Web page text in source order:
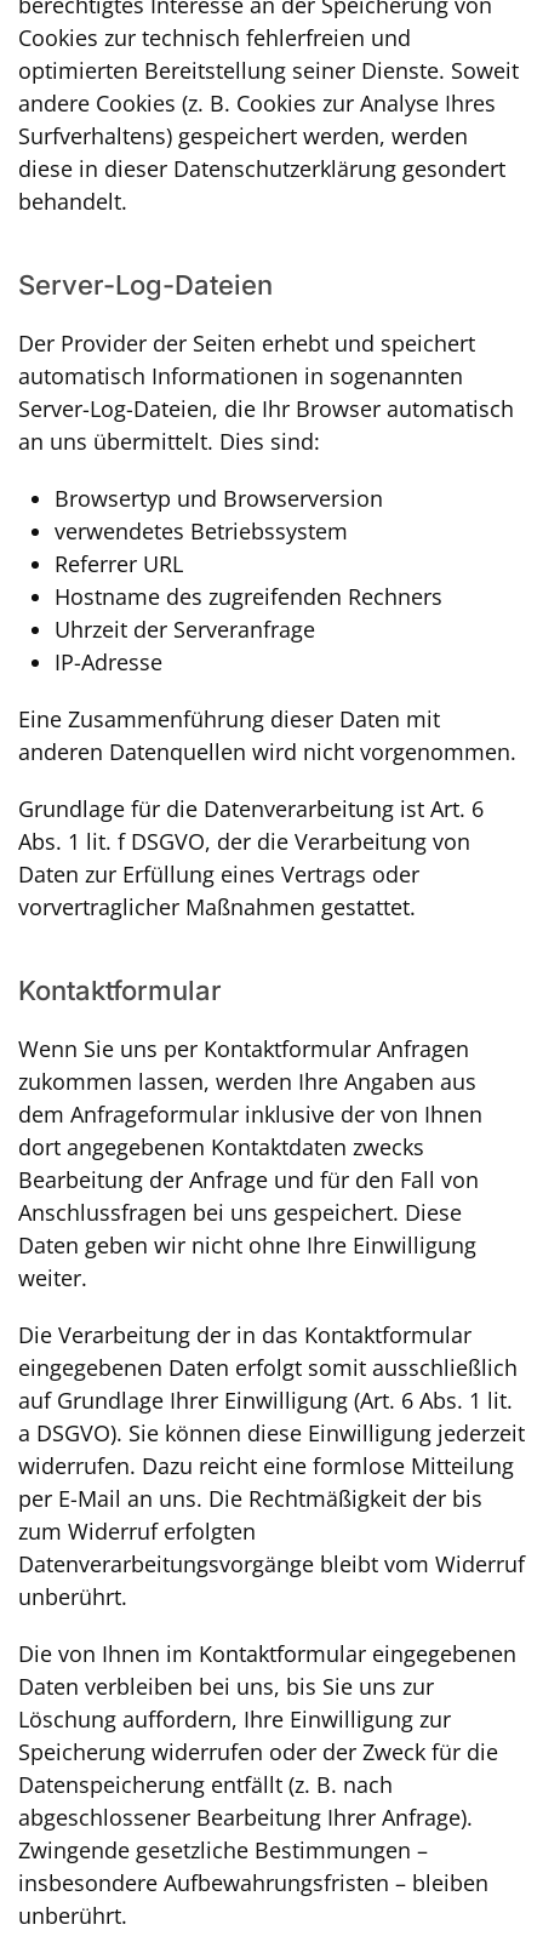
Cookies zur technisch fehlerfreien und
optimierten Bereitstellung seiner Dienste. Soweit
andere Cookies (z. B. Cookies zur Analyse Ihres
Surfverhaltens) gespeichert werden, werden
diese in dieser Datenschutzerklärung gesondert
behandelt.
Server-Log-Dateien
Der Provider der Seiten erhebt und speichert
automatisch Informationen in sogenannten
Server-Log-Dateien, die Ihr Browser automatisch
an uns übermittelt. Dies sind:
Browsertyp und Browserversion
verwendetes Betriebssystem
Referrer URL
Hostname des zugreifenden Rechners
Uhrzeit der Serveranfrage
IP-Adresse
Eine Zusammenführung dieser Daten mit
anderen Datenquellen wird nicht vorgenommen.
Grundlage für die Datenverarbeitung ist Art. 6
Abs. 1 lit. f DSGVO, der die Verarbeitung von
Daten zur Erfüllung eines Vertrags oder
vorvertraglicher Maßnahmen gestattet.
Kontaktformular
Wenn Sie uns per Kontaktformular Anfragen
zukommen lassen, werden Ihre Angaben aus
dem Anfrageformular inklusive der von Ihnen
dort angegebenen Kontaktdaten zwecks
Bearbeitung der Anfrage und für den Fall von
Anschlussfragen bei uns gespeichert. Diese
Daten geben wir nicht ohne Ihre Einwilligung
weiter.
Die Verarbeitung der in das Kontaktformular
eingegebenen Daten erfolgt somit ausschließlich
auf Grundlage Ihrer Einwilligung (Art. 6 Abs. 1 lit.
a DSGVO). Sie können diese Einwilligung jederzeit
widerrufen. Dazu reicht eine formlose Mitteilung
per E-Mail an uns. Die Rechtmäßigkeit der bis
zum Widerruf erfolgten
Datenverarbeitungsvorgänge bleibt vom Widerruf
unberührt.
Die von Ihnen im Kontaktformular eingegebenen
Daten verbleiben bei uns, bis Sie uns zur
Löschung auffordern, Ihre Einwilligung zur
Speicherung widerrufen oder der Zweck für die
Datenspeicherung entfällt (z. B. nach
abgeschlossener Bearbeitung Ihrer Anfrage).
Zwingende gesetzliche Bestimmungen –
insbesondere Aufbewahrungsfristen – bleiben
unberührt.